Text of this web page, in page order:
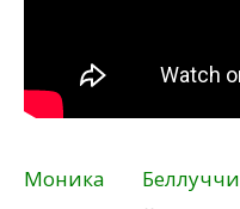
Моника Беллуччи